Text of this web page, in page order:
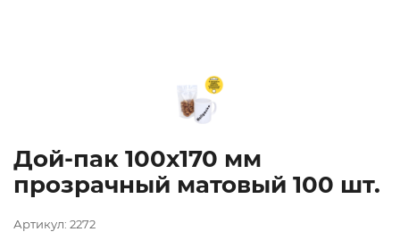
Дой-пак 100х170 мм
прозрачный матовый 100 шт.
Артикул: 2272